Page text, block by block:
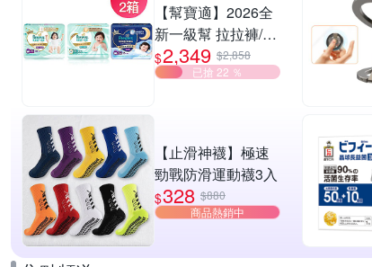
【幫寶適】2026全
新一級幫 拉拉褲/黏
貼型/夜用褲型 多款
任選2箱
$2,349 $2,858
已搶 22 ％
【止滑神襪】極速
勁戰防滑運動襪3入
$328 $880
商品熱銷中